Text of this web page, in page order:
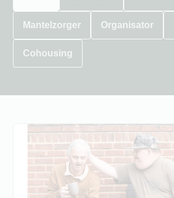
Mantelzorger Organisator
Cohousing